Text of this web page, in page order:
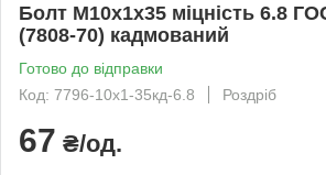
Болт М10х1х35 міцність 6.8
(7808-70) кадмований
Готово до відправки
Код: 7796-10х1-35кд-6.8
Роздріб
67 ₴/од.